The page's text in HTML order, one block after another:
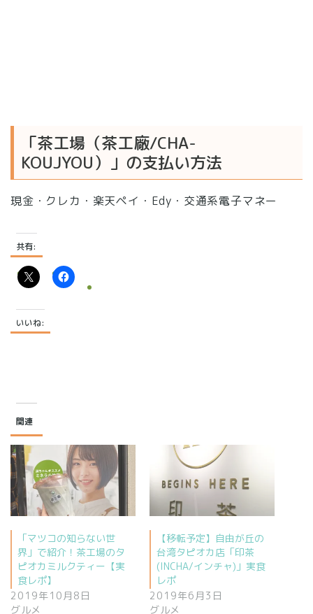
「茶工場（茶工廠/CHA-
KOUJYOU）」の支払い方法
現金・クレカ・楽天ペイ・Edy・交通系電子マネー
共有:
いいね:
関連
「マツコの知らない世
界」で紹介！茶工場のタ
ピオカミルクティー【実
食レポ】
2019年10月8日
グルメ
【移転予定】自由が丘の
台湾タピオカ店「印茶
(INCHA/インチャ)」実食
レポ
2019年6月3日
グルメ